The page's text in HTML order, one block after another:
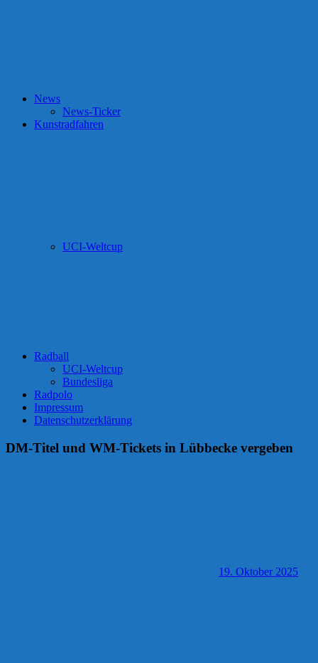
News
News-Ticker
Kunstradfahren
UCI-Weltcup
Radball
UCI-Weltcup
Bundesliga
Radpolo
Impressum
Datenschutzerklärung
DM-Titel und WM-Tickets in Lübbecke vergeben
19. Oktober 2025